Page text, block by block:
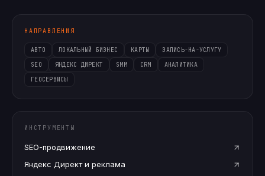
НАПРАВЛЕНИЯ
АВТО ЛОКАЛЬНЫЙ БИЗНЕС КАРТЫ
ЗАПИСЬ-НА-УСЛУГУ
SEO
ЯНДЕКС ДИРЕКТ SMM CRM
АНАЛИТИКА
ГЕОСЕРВИСЫ
ИНСТРУМЕНТЫ
SEO-продвижение
Яндекс Директ и реклама